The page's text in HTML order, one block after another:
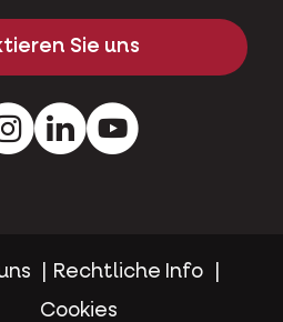
Sie uns
InstagramLinkedInYoutube
Rechtliche Info
Cookies